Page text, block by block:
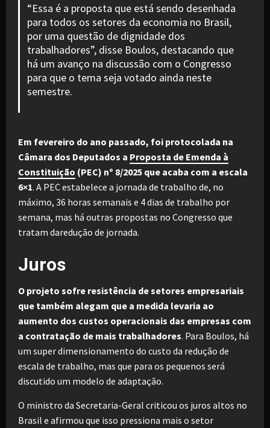
“Essa é a proposta que está sendo desenhada
para todos os setores da economia no Brasil,
por uma questão de dignidade dos
trabalhadores”, disse Boulos, destacando que
há um avanço na discussão com o Congresso
para que o tema seja votado ainda neste
semestre.
Em fevereiro do ano passado, foi protocolada na
Câmara dos Deputados a Proposta de Emenda à
Constituição (PEC) nº 8/2025 que acaba com a escala
6×1. A PEC estabelece a jornada de trabalho de, no
máximo, 36 horas semanais e 4 dias de trabalho por
semana, mas há outras propostas no Congresso que
tratam daredução de jornada.
Juros
O projeto sofre resistência de setores empresariais
que também alegam que a medida levaria ao
aumento dos custos operacionais das empresas com
a contratação de mais trabalhadores. Para Boulos, há
um super dimensionamento do custo da redução de
escala de trabalho, mas que para os pequenos será
discutido um modelo de adaptação.
O ministro da Secretaria-Geral criticou os juros altos no
Brasil e afirmou que isso pressiona mais o setor